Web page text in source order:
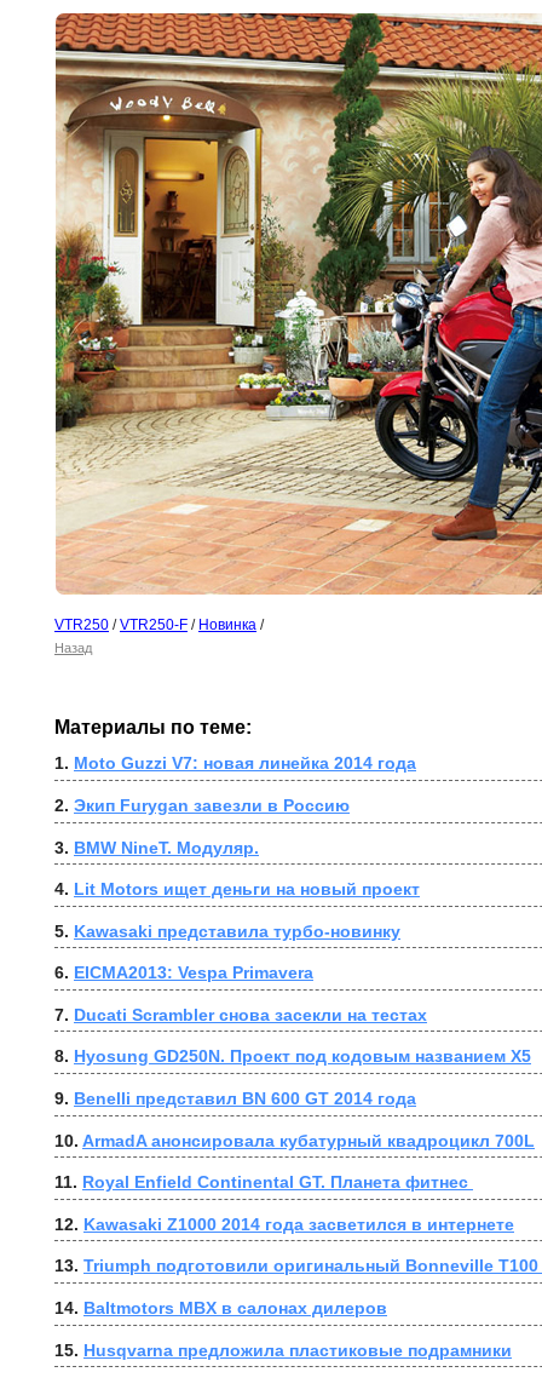
VTR250 /VTR250-F / Новинка /
Назад
Материалы по теме:
1. Moto Guzzi V7: новая линейка 2014 года
2. Экип Furygan завезли в Россию
3. BMW NineT. Модуляр.
4. Lit Motors ищет деньги на новый проект
5. Kawasaki представила турбо-новинку
6. EICMA2013: Vespa Primavera
7. Ducati Scrambler снова засекли на тестах
8. Hyosung GD250N. Проект под кодовым названием X5
9. Benelli представил BN 600 GT 2014 года
10. ArmadA анонсировала кубатурный квадроцикл 700L
11. Royal Enfield Continental GT. Планета фитнес
12. Kawasaki Z1000 2014 года засветился в интернете
13. Triumph подготовили оригинальный Bonneville T100
14. Baltmotors MBX в салонах дилеров
15. Husqvarna предложила пластиковые подрамники